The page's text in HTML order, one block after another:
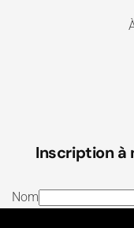
Inscription
Nom